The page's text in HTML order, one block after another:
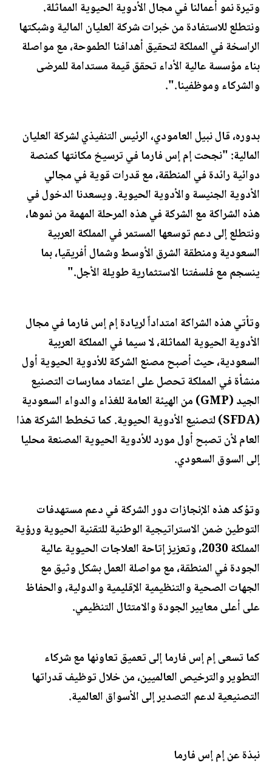
وتيرة نمو أعمالنا في مجال الأدوية الحيوية المماثلة.
ونتطلع للاستفادة من خبرات شركة العليان المالية وشبكتها
الراسخة في المملكة لتحقيق أهدافنا الطموحة، مع مواصلة
بناء مؤسسة عالية الأداء تحقق قيمة مستدامة للمرضى
والشركاء وموظفينا.".
بدوره، قال نبيل العامودي، الرئيس التنفيذي لشركة العليان
المالية: "نجحت إم إس فارما في ترسيخ مكانتها كمنصة
دوائية رائدة في المنطقة، مع قدرات قوية في مجالي
الأدوية الجنيسة والأدوية الحيوية. ويسعدنا الدخول في
هذه الشراكة مع الشركة في هذه المرحلة المهمة من نموها،
ونتطلع إلى دعم توسعها المستمر في المملكة العربية
السعودية ومنطقة الشرق الأوسط وشمال أفريقيا، بما
ينسجم مع فلسفتنا الاستثمارية طويلة الأجل."
وتأتي هذه الشراكة امتداداً لريادة إم إس فارما في مجال
الأدوية الحيوية المماثلة، لا سيما في المملكة العربية
السعودية، حيث أصبح مصنع الشركة للأدوية الحيوية أول
منشأة في المملكة تحصل على اعتماد ممارسات التصنيع
الجيد (GMP) من الهيئة العامة للغذاء والدواء السعودية
(SFDA) لتصنيع الأدوية الحيوية. كما تخطط الشركة هذا
العام لأن تصبح أول مورد للأدوية الحيوية المصنعة محليا
إلى السوق السعودي.
وتؤكد هذه الإنجازات دور الشركة في دعم مستهدفات
التوطين ضمن الاستراتيجية الوطنية للتقنية الحيوية ورؤية
المملكة 2030، وتعزيز إتاحة العلاجات الحيوية عالية
الجودة في المنطقة، مع مواصلة العمل بشكل وثيق مع
الجهات الصحية والتنظيمية الإقليمية والدولية، والحفاظ
على أعلى معايير الجودة والامتثال التنظيمي.
كما تسعى إم إس فارما إلى تعميق تعاونها مع شركاء
التطوير والترخيص العالميين، من خلال توظيف قدراتها
التصنيعية لدعم التصدير إلى الأسواق العالمية.
نبذة عن إم إس فارما